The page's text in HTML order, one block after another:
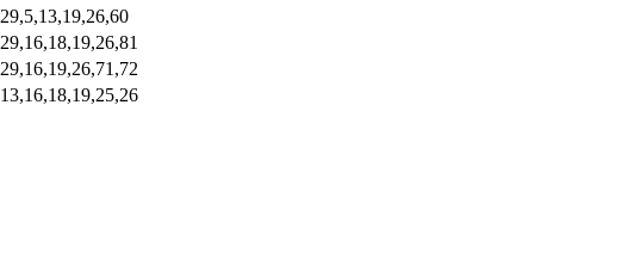
29,5,13,19,26,60
29,16,18,19,26,81
29,16,19,26,71,72
13,16,18,19,25,26